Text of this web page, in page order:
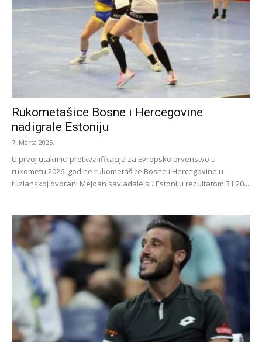
Rukometašice Bosne i Hercegovine
nadigrale Estoniju
7. Marta 2025.
U prvoj utakmici pretkvalifikacija za Evropsko prvenstvo u
rukometu 2026. godine rukometašice Bosne i Hercegovine u
tuzlanskoj dvorani Mejdan savladale su Estoniju rezultatom 31:20...